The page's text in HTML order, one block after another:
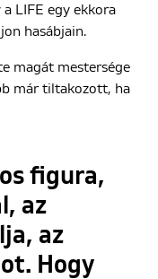
LIFE egy ekkora
hasábjain.
magát mestersége
már tiltakozott, ha
figura,
az
az
Hogy